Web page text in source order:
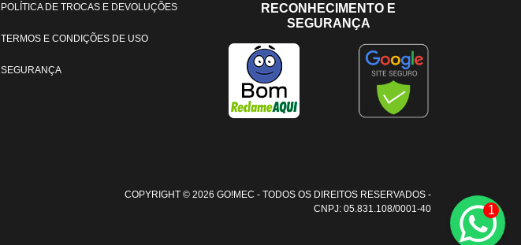
POLÍTICA DE TROCAS E DEVOLUÇÕES
TERMOS E CONDIÇÕES DE USO
SEGURANÇA
RECONHECIMENTO E
SEGURANÇA
COPYRIGHT © 2026 GO!MEC - TODOS OS DIREITOS RESERVADOS -
CNPJ: 05.831.108/0001-40
1